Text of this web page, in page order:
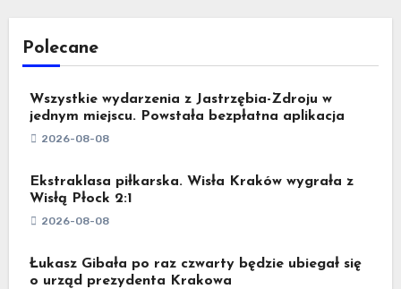
Polecane
Wszystkie wydarzenia z Jastrzębia-Zdroju w
jednym miejscu. Powstała bezpłatna aplikacja
2026-08-08
Ekstraklasa piłkarska. Wisła Kraków wygrała z
Wisłą Płock 2:1
2026-08-08
Łukasz Gibała po raz czwarty będzie ubiegał się
o urząd prezydenta Krakowa